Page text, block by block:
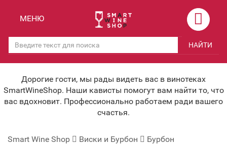
Скидки
Мероприятия
Корпоративным клиентам
Под заказ
Вино крепленое
Вино игристое и Шампанское
Вино безалкогольное
Бренди, Коньяк, Арманьяк
МЕНЮ
НАЙТИ
Дорогие гости, мы рады видеть вас в винотеках
SmartWineShop. Наши кависты помогут вам найти то, что
вас вдохновит. Профессионально работаем ради вашего
счастья.
Smart Wine Shop Виски и Бурбон Бурбон